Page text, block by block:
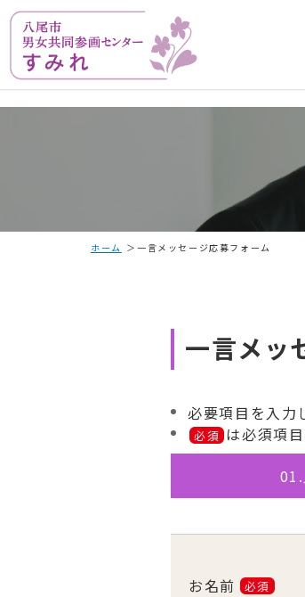
ホーム 一言メッセージ応募フォーム
一言メッ
必要項目を入力
必須 は必須項目
お名前 必須